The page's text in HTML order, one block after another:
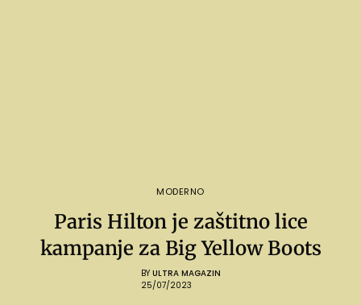
MODERNO
Paris Hilton je zaštitno lice
kampanje za Big Yellow Boots
BY ULTRA MAGAZIN
25/07/2023